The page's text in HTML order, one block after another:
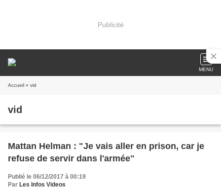
Publicité
MENU
Accueil » vid
vid
Mattan Helman : "Je vais aller en prison, car je
refuse de servir dans l'armée"
Publié le 06/12/2017 à 00:19
Par Les Infos Videos